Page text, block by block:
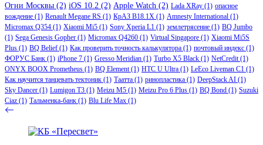
Огни Москвы (2) iOS 10.2 (2) Apple Watch (2) Lada XRay (1) опасное
вождение (1) Renault Megane RS (1) КрАЗ В18.1Х (1) Amnesty International (1)
Micromax Q354 (1) Xiaomi Mi5 (1) Sony Xperia L1 (1) землетрясение (1) BQ Jumbo
(1) Sega Genesis Gopher (1) Micromax Q4260 (1) Virtual Singapore (1) Xiaomi Mi5S
Plus (1) BQ Belief (1) Как проверить точность калькулятора (1) почтовый индекс (1)
ФОРУС Банк (1) iPhone 7 (1) Gresso Meridian (1) Turbo X5 Black (1) NetCredit(1)
ONYX BOOX Prometheus (1) BQ Element(1) HTC U Ultra (1) LeEco Liveman C1 (1)
Как научится танцевать тектоник (1) Таатта (1) ринопластика (1) DeepStack AI (1)
Sky Dancer (1) Lumigon T3 (1) Meizu M5 (1) Meizu Pro 6 Plus (1) BQ Bond (1) Suzuki
Ciaz (1) Тальменка-банк (1) Blu Life Max (1)